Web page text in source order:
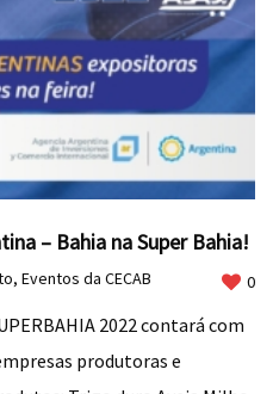
– Bahia na Super Bahia!
, Eventos da CECAB 0
2022 contará com
produtoras e